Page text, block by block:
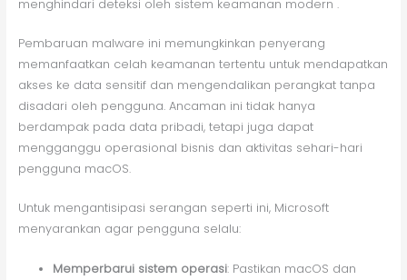
menghindari deteksi oleh sistem keamanan modern .
Pembaruan malware ini memungkinkan penyerang
memanfaatkan celah keamanan tertentu untuk mendapatkan
akses ke data sensitif dan mengendalikan perangkat tanpa
disadari oleh pengguna. Ancaman ini tidak hanya
berdampak pada data pribadi, tetapi juga dapat
mengganggu operasional bisnis dan aktivitas sehari-hari
pengguna macOS.
Untuk mengantisipasi serangan seperti ini, Microsoft
menyarankan agar pengguna selalu:
Memperbarui sistem operasi: Pastikan macOS dan